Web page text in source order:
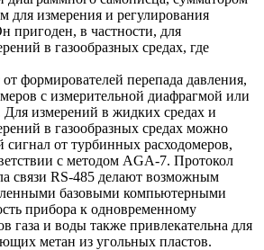
для измерения и регулирования
пригоден, в частности, для
в газообразных средах, где
формирователей перепада давления,
с измерительной диафрагмой или
Для измерений в жидких средах и
в газообразных средах можно
сигнал от турбинных расходомеров,
с методом AGA-7. Протокол
связи RS-485 делают возможным
базовыми компьютерными
прибора к одновременному
газа и воды также привлекательна для
метан из угольных пластов.